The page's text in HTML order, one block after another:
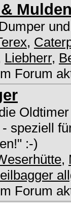
,
Liebherr,
Forum
speziell
:-)
,
Forum